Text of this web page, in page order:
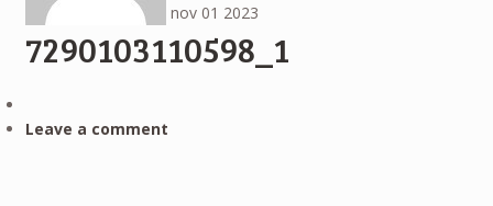
nov 01 2023
7290103110598_1
Leave a comment